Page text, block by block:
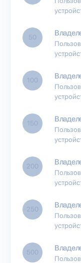
50
100
150
200
250
500